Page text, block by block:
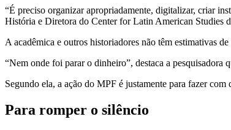
“É preciso organizar apropriadamente, digitalizar, criar
História e Diretora do Center for Latin American Studies
A acadêmica e outros historiadores não têm estimativas
“Nem onde foi parar o dinheiro”, destaca a
Segundo ela, a ação do MPF é justamente para fazer
Para romper o silêncio